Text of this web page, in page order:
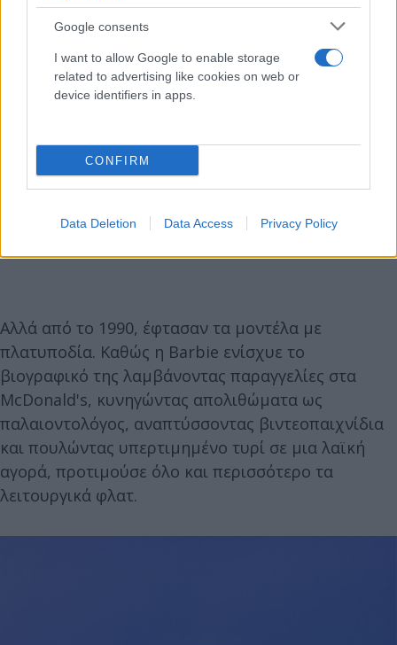
Google consents
I want to allow Google to enable storage
related to advertising like cookies on web or
device identifiers in apps.
CONFIRM
Data Deletion Data Access Privacy Policy
Αλλά από το 1990, έφτασαν τα μοντέλα με
πλατυποδία. Καθώς η Barbie ενίσχυε το
βιογραφικό της λαμβάνοντας παραγγελίες στα
McDonald's, κυνηγώντας απολιθώματα ως
παλαιοντολόγος, αναπτύσσοντας βιντεοπαιχνίδια
και πουλώντας υπερτιμημένο τυρί σε μια λαϊκή
αγορά, προτιμούσε όλο και περισσότερο τα
λειτουργικά φλατ.